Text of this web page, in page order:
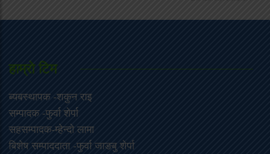
हाम्राे टिम
ब्यबस्थापक -शकुन राइ
सम्पादक -फुर्वा शेर्पा
सहसम्पादक-म्हेन्दो लामा
‍बिशेष सम्पाददाता -फुर्वा जा‌ङबु शेर्पा